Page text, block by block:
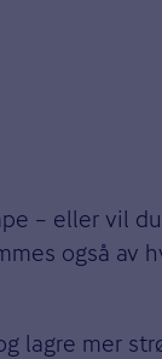
– eller vil
også av
lagre mer